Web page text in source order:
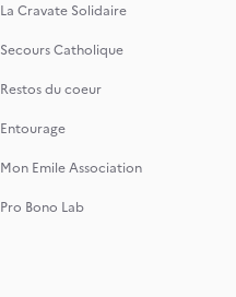
La Cravate Solidaire
Secours Catholique
Restos du coeur
Entourage
Mon Emile Association
Pro Bono Lab